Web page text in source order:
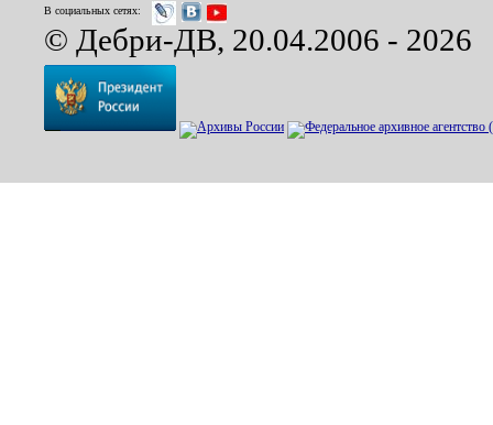
В социальных сетях:
© Дебри-ДВ, 20.04.2006 - 2026